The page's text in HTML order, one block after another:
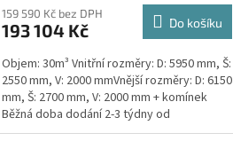
159 590 Kč bez DPH
193 104 Kč Do košíku
Objem: 30m³ Vnitřní rozměry: D: 5950 mm, Š:
2550 mm, V: 2000 mmVnější rozměry: D: 6150
mm, Š: 2700 mm, V: 2000 mm + komínek
Běžná doba dodání 2-3 týdny od
objednávky. Rozměry...